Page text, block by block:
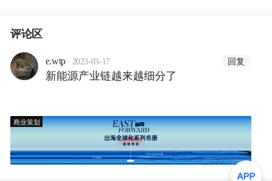
评论区
e.wtp · 2023-03-17 回复
新能源产业链越来越细分了
商业策划